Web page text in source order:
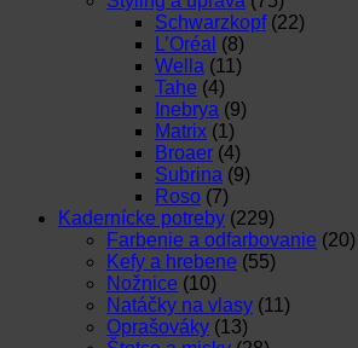
Schwarzkopf (22)
L’Oréal (8)
Wella (11)
Tahe (4)
Inebrya (9)
Matrix (1)
Broaer (4)
Subrina (9)
Roso (7)
Kadernícke potreby (229)
Farbenie a odfarbovanie (20)
Kefy a hrebene (55)
Nožnice (10)
Natáčky na vlasy (11)
Oprašováky (13)